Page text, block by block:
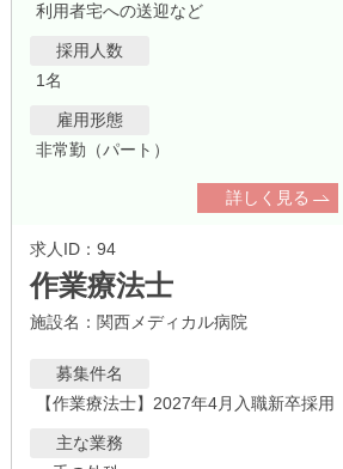
利用者宅への送迎など
採用人数
1名
雇用形態
非常勤（パート）
詳しく見る
求人ID：94
作業療法士
施設名：関西メディカル病院
募集件名
【作業療法士】2027年4月入職新卒採用
主な業務